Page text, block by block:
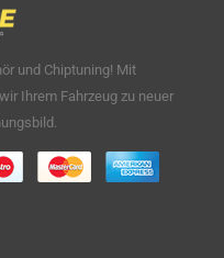
und Chiptuning! Mit
Ihrem Fahrzeug zu neuer